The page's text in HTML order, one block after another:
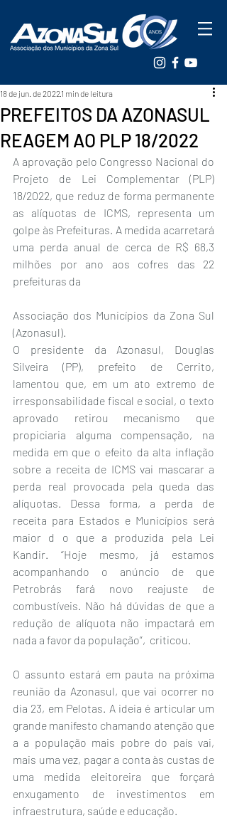
PREFEITOS DA AZONASUL
REAGEM AO PLP 18/2022
18 de jun. de 20221 min de leitura
A aprovação pelo Congresso Nacional do
Projeto de Lei Complementar (PLP)
18/2022, que reduz de forma permanente
as alíquotas de ICMS, representa um
golpe às Prefeituras. A medida acarretará
uma perda anual de cerca de R$ 68,3
milhões por ano aos cofres das 22
prefeituras da
Associação dos Municípios da Zona Sul
(Azonasul).
O presidente da Azonasul, Douglas
lamentou que, em um ato extremo de
irresponsabilidade fiscal e social, o texto
aprovado retirou mecanismo que
propiciaria alguma compensação, na
medida em que o efeito da alta inflação
sobre a receita de ICMS vai mascarar a
perda real provocada pela queda das
alíquotas. Dessa forma, a perda de
receita para Estados e Municípios será
maior d o que a produzida pela Lei
Kandir. “Hoje mesmo, já estamos
acompanhando o anúncio de que
Petrobrás fará novo reajuste de
combustíveis. Não há dúvidas de que a
redução de alíquota não impactará em
nada a favor da população”,  criticou.
O assunto estará em pauta na próxima
reunião da Azonasul, que vai ocorrer no
dia 23, em Pelotas. A ideia é articular um
grande manifesto chamando atenção que
a a população mais pobre do país vai,
mais uma vez, pagar a conta às custas de
uma medida eleitoreira que forçará
enxugamento de investimentos em
infraestrutura, saúde e educação.